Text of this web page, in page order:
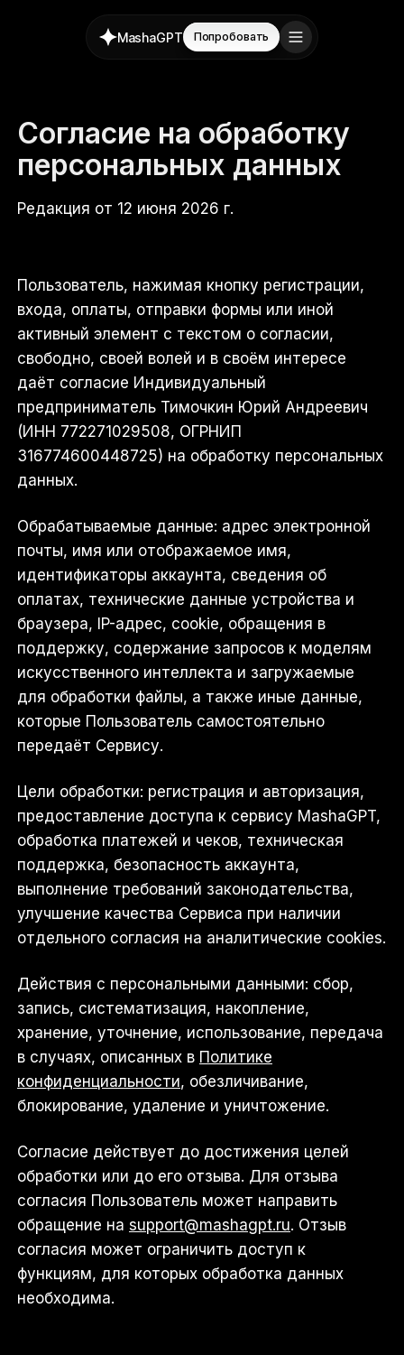
MashaGPT Попробовать
Согласие на обработку
персональных данных
Редакция от 12 июня 2026 г.
Пользователь, нажимая кнопку регистрации,
входа, оплаты, отправки формы или иной
активный элемент с текстом о согласии,
свободно, своей волей и в своём интересе
даёт согласие Индивидуальный
предприниматель Тимочкин Юрий Андреевич
(ИНН 772271029508, ОГРНИП
316774600448725) на обработку персональных
данных.
Обрабатываемые данные: адрес электронной
почты, имя или отображаемое имя,
идентификаторы аккаунта, сведения об
оплатах, технические данные устройства и
браузера, IP-адрес, cookie, обращения в
поддержку, содержание запросов к моделям
искусственного интеллекта и загружаемые
для обработки файлы, а также иные данные,
которые Пользователь самостоятельно
передаёт Сервису.
Цели обработки: регистрация и авторизация,
предоставление доступа к сервису MashaGPT,
обработка платежей и чеков, техническая
поддержка, безопасность аккаунта,
выполнение требований законодательства,
улучшение качества Сервиса при наличии
отдельного согласия на аналитические cookies.
Действия с персональными данными: сбор,
запись, систематизация, накопление,
хранение, уточнение, использование, передача
в случаях, описанных в Политике
конфиденциальности, обезличивание,
блокирование, удаление и уничтожение.
Согласие действует до достижения целей
обработки или до его отзыва. Для отзыва
согласия Пользователь может направить
обращение на support@mashagpt.ru. Отзыв
согласия может ограничить доступ к
функциям, для которых обработка данных
необходима.